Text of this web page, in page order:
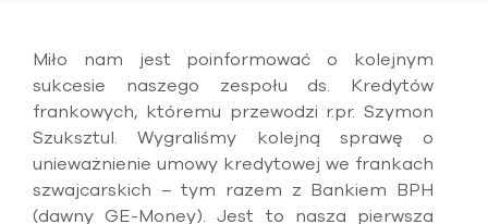
Miło nam jest poinformować o kolejnym
sukcesie naszego zespołu ds. Kredytów
frankowych, któremu przewodzi r.pr. Szymon
Szuksztul. Wygraliśmy kolejną sprawę o
unieważnienie umowy kredytowej we frankach
szwajcarskich – tym razem z Bankiem BPH
(dawny GE-Money). Jest to nasza pierwsza